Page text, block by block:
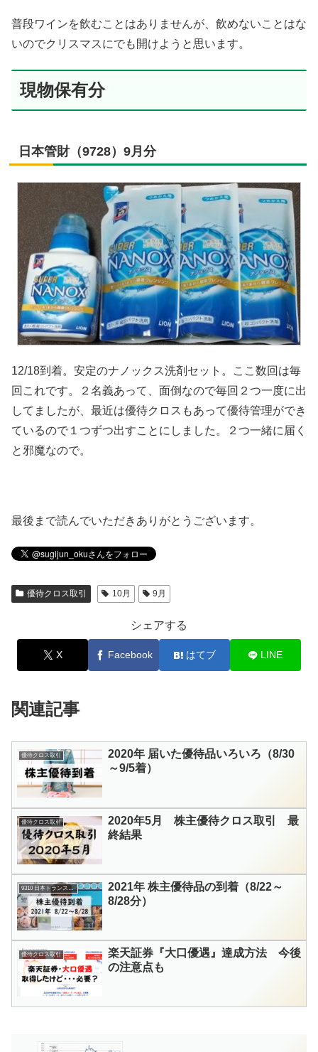
普段ワインを飲むことはありませんが、飲めないことはな
いのでクリスマスにでも開けようと思います。
現物保有分
日本管財（9728）9月分
12/18到着。安定のナノックス洗剤セット。ここ数回は毎
回これです。２名義あって、面倒なので毎回２つ一度に出
してましたが、最近は優待クロスもあって優待管理ができ
ているので１つずつ出すことにしました。２つ一緒に届く
と邪魔なので。
最後まで読んでいただきありがとうございます。
優待クロス取引 10月 9月
シェアする
X Facebook はてブ LINE
関連記事
優待クロス取引
2020年 届いた優待品いろいろ（8/30
～9/5着）
優待クロス取引
2020年5月 株主優待クロス取引 最
終結果
9310 日本トランスシティ
2021年 株主優待品の到着（8/22～
8/28分）
優待クロス取引
楽天証券『大口優遇』達成方法 今後
の注意点も